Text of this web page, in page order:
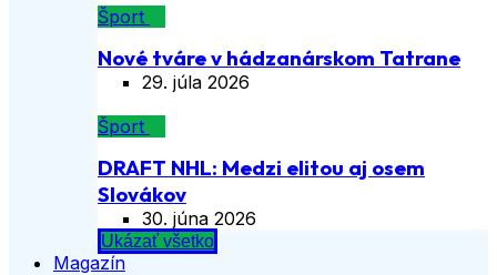
Šport
Nové tváre v hádzanárskom Tatrane
29. júla 2026
Šport
DRAFT NHL: Medzi elitou aj osem
Slovákov
30. júna 2026
Ukázať všetko
Magazín